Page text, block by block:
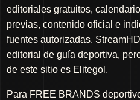
editoriales gratuitos,
previas, contenido oficial e
fuentes autorizadas.
editorial de guía deportiva,
de este sitio es Elitegol.
Para FREE BRANDS